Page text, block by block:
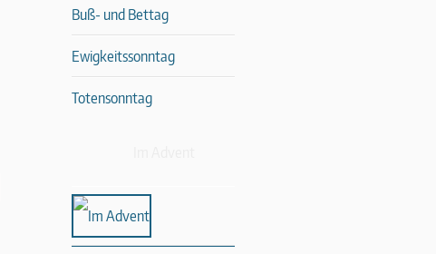
Buß- und Bettag
Ewigkeitssonntag
Totensonntag